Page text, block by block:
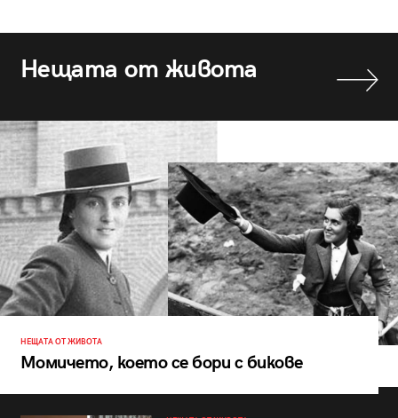
Нещата от живота
НЕЩАТА ОТ ЖИВОТА
Момичето, което се бори с бикове